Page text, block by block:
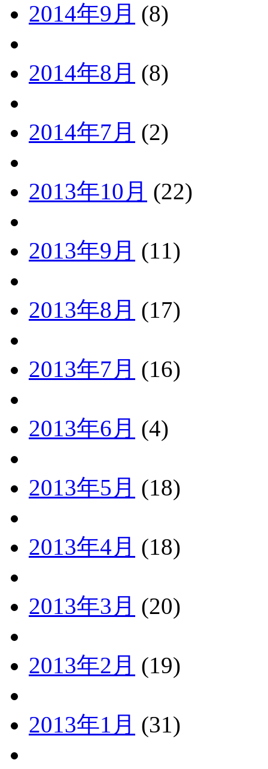
2014年9月 (8)
2014年8月 (8)
2014年7月 (2)
2013年10月 (22)
2013年9月 (11)
2013年8月 (17)
2013年7月 (16)
2013年6月 (4)
2013年5月 (18)
2013年4月 (18)
2013年3月 (20)
2013年2月 (19)
2013年1月 (31)